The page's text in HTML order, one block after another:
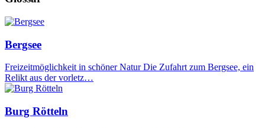
Bergsee
Freizeitmöglichkeit in schöner Natur Die Zufahrt zum Bergsee, ein
Relikt aus der vorletz…
Burg Rötteln